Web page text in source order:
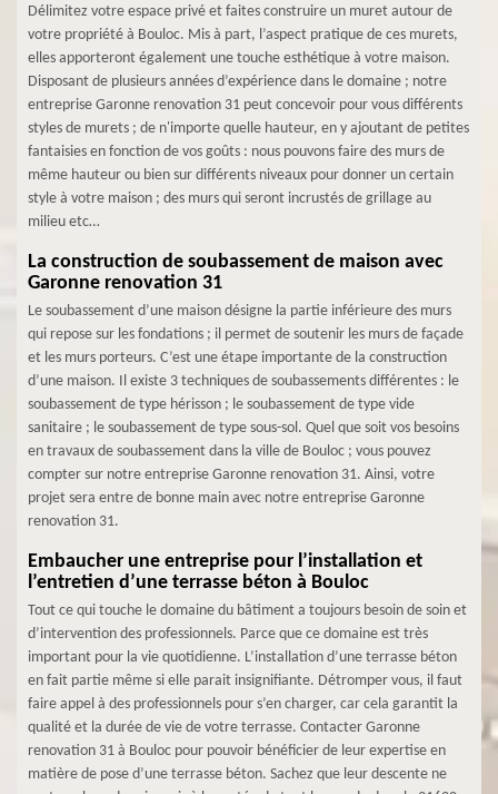
Délimitez votre espace privé et faites construire un muret autour de
votre propriété à Bouloc. Mis à part, l’aspect pratique de ces murets,
elles apporteront également une touche esthétique à votre maison.
Disposant de plusieurs années d’expérience dans le domaine ; notre
entreprise Garonne renovation 31 peut concevoir pour vous différents
styles de murets ; de n'importe quelle hauteur, en y ajoutant de petites
fantaisies en fonction de vos goûts : nous pouvons faire des murs de
même hauteur ou bien sur différents niveaux pour donner un certain
style à votre maison ; des murs qui seront incrustés de grillage au
milieu etc…
La construction de soubassement de maison avec
Garonne renovation 31
Le soubassement d’une maison désigne la partie inférieure des murs
qui repose sur les fondations ; il permet de soutenir les murs de façade
et les murs porteurs. C’est une étape importante de la construction
d’une maison. Il existe 3 techniques de soubassements différentes : le
soubassement de type hérisson ; le soubassement de type vide
sanitaire ; le soubassement de type sous-sol. Quel que soit vos besoins
en travaux de soubassement dans la ville de Bouloc ; vous pouvez
compter sur notre entreprise Garonne renovation 31. Ainsi, votre
projet sera entre de bonne main avec notre entreprise Garonne
renovation 31.
Embaucher une entreprise pour l’installation et
l’entretien d’une terrasse béton à Bouloc
Tout ce qui touche le domaine du bâtiment a toujours besoin de soin et
d’intervention des professionnels. Parce que ce domaine est très
important pour la vie quotidienne. L’installation d’une terrasse béton
en fait partie même si elle parait insignifiante. Détromper vous, il faut
faire appel à des professionnels pour s’en charger, car cela garantit la
qualité et la durée de vie de votre terrasse. Contacter Garonne
renovation 31 à Bouloc pour pouvoir bénéficier de leur expertise en
matière de pose d’une terrasse béton. Sachez que leur descente ne